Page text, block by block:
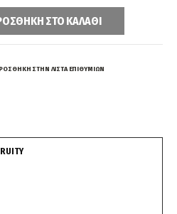
ΣΤΟ ΚΑΛΆΘΙ
ΣΤΗΝ ΛΊΣΤΑ ΕΠΙΘΥΜΙΏΝ